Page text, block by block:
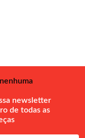
newsletter
de todas as